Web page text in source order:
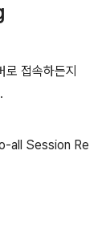
접속하든지
all Session Re